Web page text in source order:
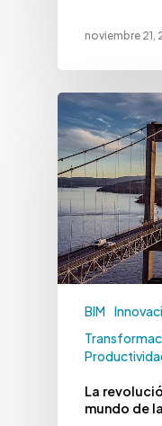
noviembre 21,
BIM
La
mundo de